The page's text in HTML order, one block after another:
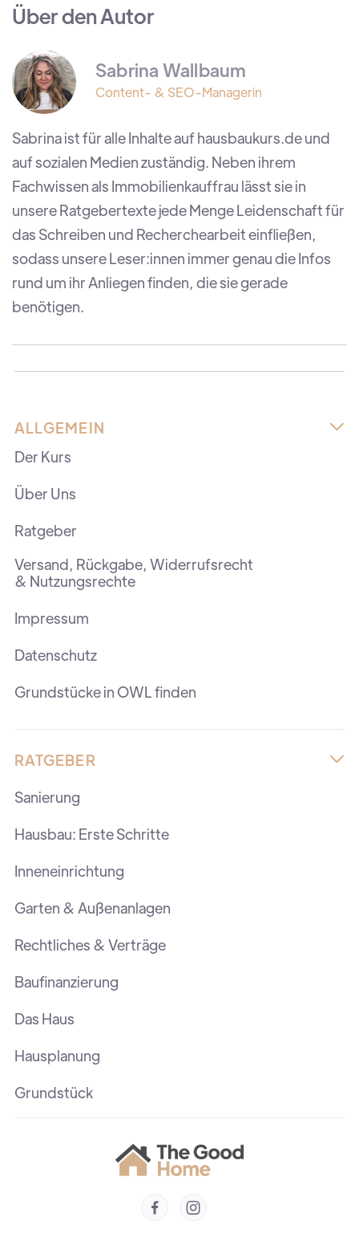
Über den Autor
Sabrina Wallbaum
Content- & SEO-Managerin
Sabrina ist für alle Inhalte auf hausbaukurs.de und
auf sozialen Medien zuständig. Neben ihrem
Fachwissen als Immobilienkauffrau lässt sie in
unsere Ratgebertexte jede Menge Leidenschaft für
das Schreiben und Recherchearbeit einfließen,
sodass unsere Leser:innen immer genau die Infos
rund um ihr Anliegen finden, die sie gerade
benötigen.
 
ALLGEMEIN 
Der Kurs
Über Uns
Ratgeber
Versand, Rückgabe, Widerrufsrecht
& Nutzungsrechte
Impressum
Datenschutz
Grundstücke in OWL finden
RATGEBER 
Sanierung
Hausbau: Erste Schritte
Inneneinrichtung
Garten & Außenanlagen
Rechtliches & Verträge
Baufinanzierung
Das Haus
Hausplanung
Grundstück